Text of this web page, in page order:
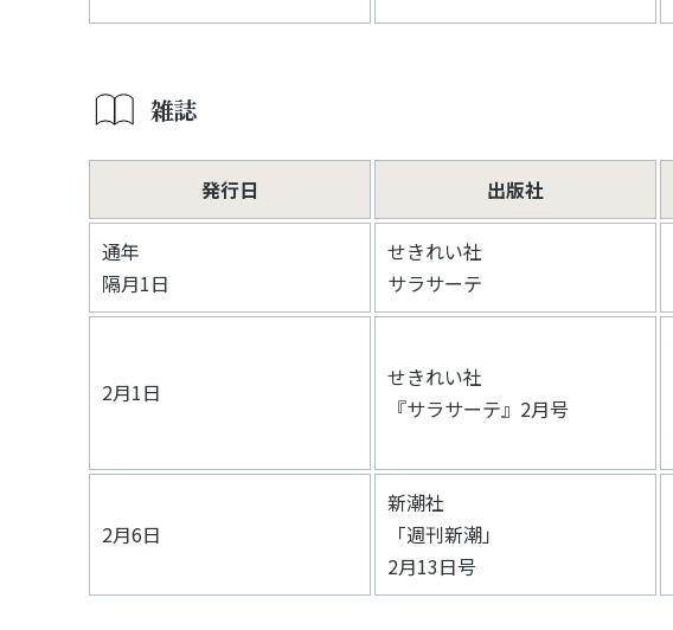
雑誌
発行日 出版社
通年
隔月1日
せきれい社
サラサーテ
2月1日
せきれい社
『サラサーテ』2月号
2月6日
新潮社
「週刊新潮」
2月13日号